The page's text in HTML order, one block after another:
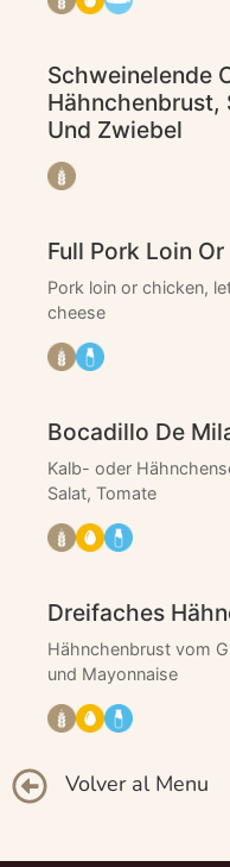
Schweinelende
Hähnchenbrust,
Und Zwiebel
Full Pork Loin
Pork loin or chicken,
cheese
Bocadillo De
Kalb- oder
Salat, Tomate
Dreifaches
Hähnchenbrust vom
und Mayonnaise
Volver al Menu